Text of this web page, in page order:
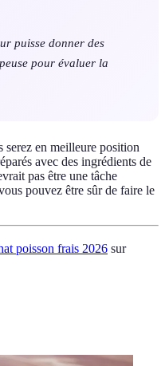
puisse donner des
pour évaluer la
serez en meilleure position
avec des ingrédients de
pas être une tâche
pouvez être sûr de faire le
poisson frais 2026 sur